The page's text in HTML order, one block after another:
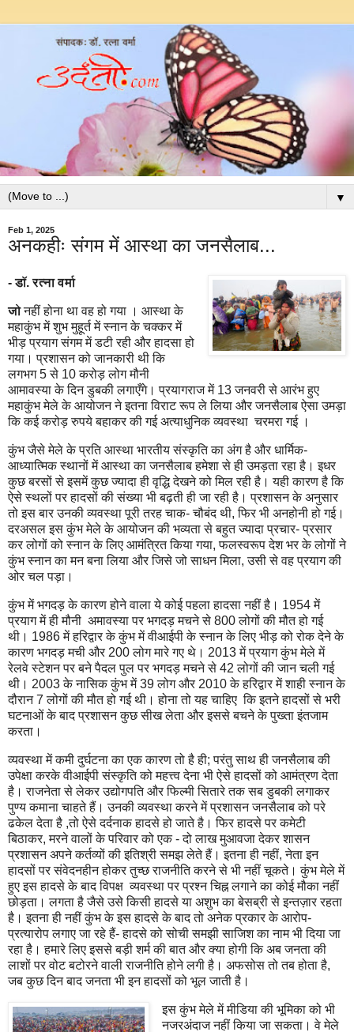
▼
Feb 1, 2025
अनकहीः संगम में आस्था का जनसैलाब...
- डॉ. रत्ना वर्मा
जोनहीं होना था वह हो गया । आस्था के
महाकुंभ में शुभ मुहूर्त में स्नान के चक्कर में
भीड़ प्रयाग संगम में डटी रही और हादसा हो
गया। प्रशासन को जानकारी थी कि
लगभग 5 से 10 करोड़ लोग मौनी
आमावस्या के दिन डुबकी लगाएँगे। प्रयागराज में 13 जनवरी से आरंभ हुए
महाकुंभ मेले के आयोजन ने इतना विराट रूप ले लिया और जनसैलाब ऐसा उमड़ा
कि कई करोड़ रुपये बहाकर की गई अत्याधुनिक व्यवस्था चरमरा गई ।
कुंभ जैसे मेले के प्रति आस्था भारतीय संस्कृति का अंग है और धार्मिक-
आध्यात्मिक स्थानों में आस्था का जनसैलाब हमेशा से ही उमड़ता रहा है। इधर
कुछ बरसों से इसमें कुछ ज्यादा ही वृद्धि देखने को मिल रही है। यही कारण है कि
ऐसे स्थलों पर हादसों की संख्या भी बढ़ती ही जा रही है। प्रशासन के अनुसार
तो इस बार उनकी व्यवस्था पूरी तरह चाक- चौबंद थी, फिर भी अनहोनी हो गई।
दरअसल इस कुंभ मेले के आयोजन की भव्यता से बहुत ज्यादा प्रचार- प्रसार
कर लोगों को स्नान के लिए आमंत्रित किया गया, फलस्वरूप देश भर के लोगों ने
कुंभ स्नान का मन बना लिया और जिसे जो साधन मिला, उसी से वह प्रयाग की
ओर चल पड़ा।
कुंभ में भगदड़ के कारण होने वाला ये कोई पहला हादसा नहीं है। 1954 में
प्रयाग में ही मौनी अमावस्या पर भगदड़ मचने से 800 लोगों की मौत हो गई
थी। 1986 में हरिद्वार के कुंभ में वीआईपी के स्नान के लिए भीड़ को रोक देने के
कारण भगदड़ मची और 200 लोग मारे गए थे। 2013 में प्रयाग कुंभ मेले में
रेलवे स्टेशन पर बने पैदल पुल पर भगदड़ मचने से 42 लोगों की जान चली गई
थी। 2003 के नासिक कुंभ में 39 लोग और 2010 के हरिद्वार में शाही स्नान के
दौरान 7 लोगों की मौत हो गई थी। होना तो यह चाहिए कि इतने हादसों से भरी
घटनाओं के बाद प्रशासन कुछ सीख लेता और इससे बचने के पुख्ता इंतजाम
करता।
व्यवस्था में कमी दुर्घटना का एक कारण तो है ही; परंतु साथ ही जनसैलाब की
उपेक्षा करके वीआईपी संस्कृति को महत्त्व देना भी ऐसे हादसों को आमंत्रण देता
है। राजनेता से लेकर उद्योगपति और फिल्मी सितारे तक सब डुबकी लगाकर
पुण्य कमाना चाहते हैं। उनकी व्यवस्था करने में प्रशासन जनसैलाब को परे
ढकेल देता है ,तो ऐसे दर्दनाक हादसे हो जाते है। फिर हादसे पर कमेटी
बिठाकर, मरने वालों के परिवार को एक - दो लाख मुआवजा देकर शासन
प्रशासन अपने कर्तव्यों की इतिश्री समझ लेते हैं। इतना ही नहीं, नेता इन
हादसों पर संवेदनहीन होकर तुच्छ राजनीति करने से भी नहीं चूकते। कुंभ मेले में
हुए इस हादसे के बाद विपक्ष व्यवस्था पर प्रश्न चिह्न लगाने का कोई मौका नहीं
छोड़ता। लगता है जैसे उसे किसी हादसे या अशुभ का बेसब्री से इन्तज़ार रहता
है। इतना ही नहीं कुंभ के इस हादसे के बाद तो अनेक प्रकार के आरोप-
प्रत्यारोप लगाए जा रहे हैं- हादसे को सोची समझी साजिश का नाम भी दिया जा
रहा है। हमारे लिए इससे बड़ी शर्म की बात और क्या होगी कि अब जनता की
लाशों पर वोट बटोरने वाली राजनीति होने लगी है। अफसोस तो तब होता है,
जब कुछ दिन बाद जनता भी इन हादसों को भूल जाती है।
इस कुंभ मेले में मीडिया की भूमिका को भी
नजरअंदाज नहीं किया जा सकता। वे मेले